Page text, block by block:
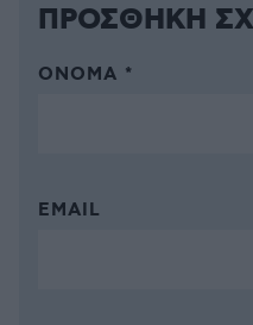
ΠΡΟΣΘΗΚΗ
ΌΝΟΜΑ *
EMAIL